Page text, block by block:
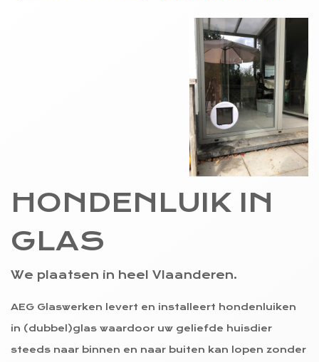
HONDENLUIK IN
GLAS
We plaatsen in heel Vlaanderen.
AEG Glaswerken levert en installeert hondenluiken
in (dubbel)glas waardoor uw geliefde huisdier
steeds naar binnen en naar buiten kan lopen zonder